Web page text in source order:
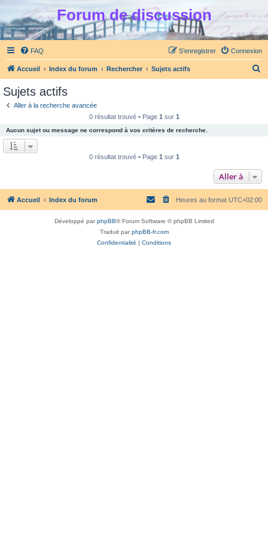
Forum de discussion
FAQ Connexion
S’enregistrer
Accueil Index du forum Rechercher Sujets actifs
e
r
Sujets actifs
Aller à la recherche avancée
0 résultat trouvé • Page 1 sur 1
Aucun sujet ou message ne correspond à vos critères de recherche.
0 résultat trouvé • Page 1 sur 1
Aller à
Accueil Index du forum Heures au format UTC+02:00
Développé parphpBB® Forum Software © phpBB Limited
Traduit parphpBB-fr.com
Confidentialité | Conditions